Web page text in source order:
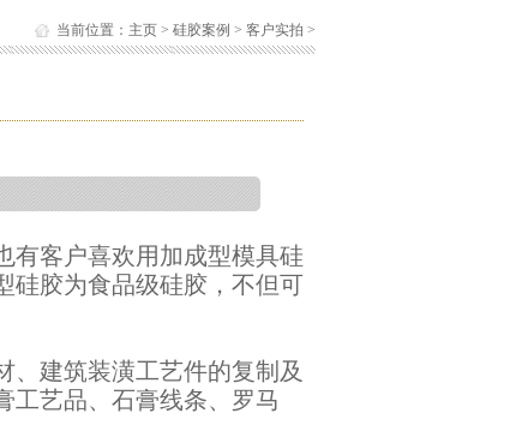
当前位置： 主页 > 硅胶案例 > 客户实拍 >
有客户喜欢用加成型模具硅
硅胶为食品级硅胶，不但可
、建筑装潢工艺件的复制及
工艺品、石膏线条、罗马